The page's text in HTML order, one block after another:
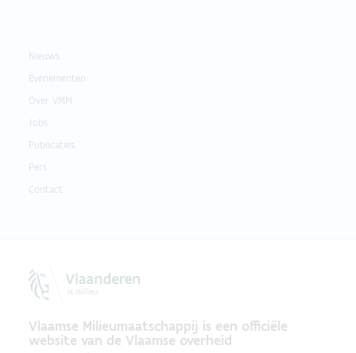
Nieuws
Evenementen
Over VMM
Jobs
Publicaties
Pers
Contact
Vlaamse Milieumaatschappij is een officiële
website van de Vlaamse overheid